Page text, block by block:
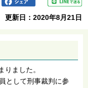
更新日：2020年8月21日
ました。
として刑事裁判に参